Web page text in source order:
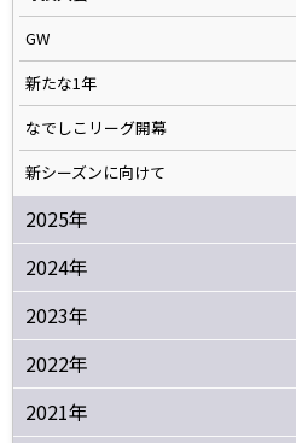
GW
新たな1年
なでしこリーグ開幕
新シーズンに向けて
2025年
2024年
2023年
2022年
2021年